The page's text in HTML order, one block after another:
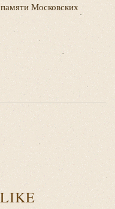
Московских